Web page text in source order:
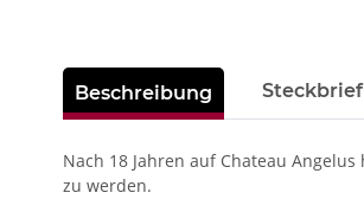
weitere Registerkarten anzeigen
Beschreibung Steckbrief
Nach 18 Jahren auf Chateau
zu werden.